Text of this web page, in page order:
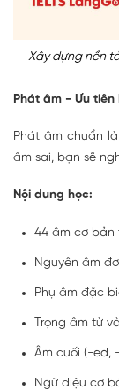
Xây dựng nền
Phát âm - Ưu
Phát âm chuẩn
âm sai, bạn sẽ
Nội dung học:
44 âm cơ bản
Nguyên âm
Phụ âm đặc
Trọng âm từ
Âm cuối (-ed,
Ngữ điệu cơ